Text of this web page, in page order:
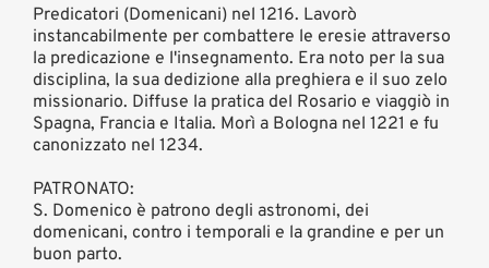
Predicatori (Domenicani) nel 1216. Lavorò
instancabilmente per combattere le eresie attraverso
la predicazione e l'insegnamento. Era noto per la sua
disciplina, la sua dedizione alla preghiera e il suo zelo
missionario. Diffuse la pratica del Rosario e viaggiò in
Spagna, Francia e Italia. Morì a Bologna nel 1221 e fu
canonizzato nel 1234.
PATRONATO:
S. Domenico è patrono degli astronomi, dei
domenicani, contro i temporali e la grandine e per un
buon parto.